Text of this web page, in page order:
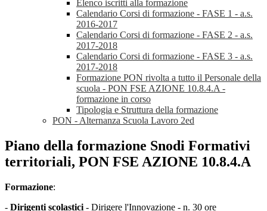
Elenco iscritti alla formazione
Calendario Corsi di formazione - FASE 1 - a.s.
2016-2017
Calendario Corsi di formazione - FASE 2 - a.s.
2017-2018
Calendario Corsi di formazione - FASE 3 - a.s.
2017-2018
Formazione PON rivolta a tutto il Personale della
scuola - PON FSE AZIONE 10.8.4.A -
formazione in corso
Tipologia e Struttura della formazione
PON - Alternanza Scuola Lavoro 2ed
Piano della formazione Snodi Formativi
territoriali, PON FSE AZIONE 10.8.4.A
Formazione:
- Dirigenti scolastici - Dirigere l'Innovazione - n. 30 ore